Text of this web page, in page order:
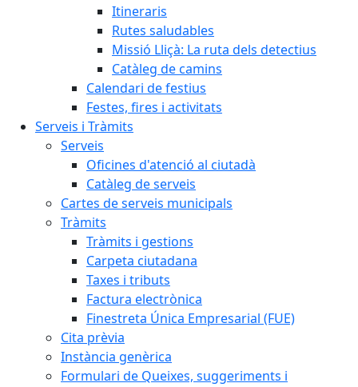
Itineraris
Rutes saludables
Missió Lliçà: La ruta dels detectius
Catàleg de camins
Calendari de festius
Festes, fires i activitats
Serveis i Tràmits
Serveis
Oficines d'atenció al ciutadà
Catàleg de serveis
Cartes de serveis municipals
Tràmits
Tràmits i gestions
Carpeta ciutadana
Taxes i tributs
Factura electrònica
Finestreta Única Empresarial (FUE)
Cita prèvia
Instància genèrica
Formulari de Queixes, suggeriments i